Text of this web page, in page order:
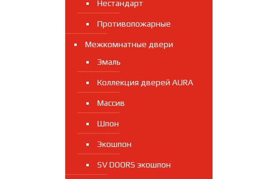
Нестандарт
Противопожарные
Межкомнатные двери
Эмаль
Коллекция дверей AURA
Массив
Шпон
Экошпон
SV DOORS экошпон